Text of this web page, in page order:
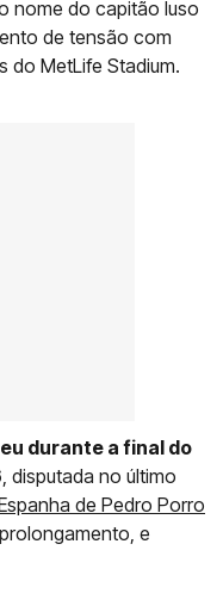
nome do capitão luso
de tensão com
do MetLife Stadium.
durante a final do
, disputada no último
de Pedro Porro
prolongamento, e